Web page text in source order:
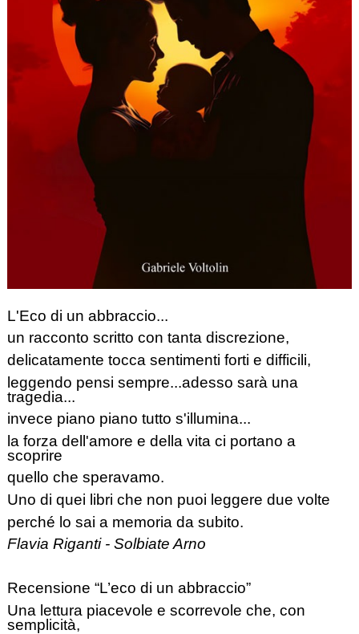
L'Eco di un abbraccio...
un racconto scritto con tanta discrezione,
delicatamente tocca sentimenti forti e difficili,
leggendo pensi sempre...adesso sarà una
tragedia...
invece piano piano tutto s'illumina...
la forza dell'amore e della vita ci portano a
scoprire
quello che speravamo.
Uno di quei libri che non puoi leggere due volte
perché lo sai a memoria da subito.
Flavia Riganti - Solbiate Arno
Recensione “L’eco di un abbraccio”
Una lettura piacevole e scorrevole che, con
semplicità,